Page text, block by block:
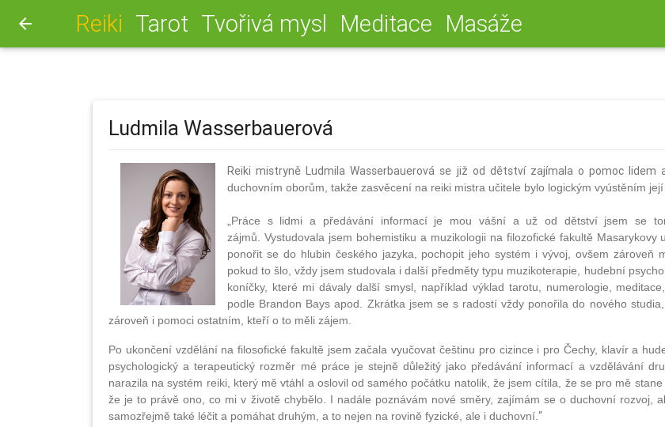
arrow_back Reiki (aktuální)
Tarot Tvořivá mysl Meditace Masáže
Ludmila Wasserbauerová
Reiki mistryně Ludmila Wasserbauerová se již od dětství zajímala o pomoc lidem
duchovním oborům, takže zasvěcení na reiki mistra učitele bylo logickým vyústěním
„Práce s lidmi a předávání informací je mou vášní a už od dětství jsem se
zájmů. Vystudovala jsem bohemistiku a muzikologii na filozofické fakultě
ponořit se do hlubin českého jazyka, pochopit jeho systém i vývoj, ovšem zároveň
pokud to šlo, vždy jsem studovala i další předměty typu muzikoterapie, hudební
koníčky, které mi dávaly další smysl, například výklad tarotu, numerologie,
podle Brandon Bays apod. Zkrátka jsem se s radostí vždy ponořila do nového
zároveň i pomoci ostatním, kteří o to měli zájem.
Po ukončení vzdělání na filosofické fakultě jsem začala vyučovat češtinu pro cizince i pro Čechy, klavír a
psychologický a terapeutický rozměr mé práce je stejně důležitý jako předávání informací a vzdělávání
narazila na systém reiki, který mě vtáhl a oslovil od samého počátku natolik, že jsem cítila, že se pro mě
že je to právě ono, co mi v životě chybělo. I nadále poznávám nové směry, zajímám se o duchovní
samozřejmě také léčit a pomáhat druhým, a to nejen na rovině fyzické, ale i duchovní.“